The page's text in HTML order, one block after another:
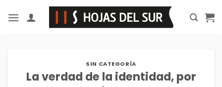
SIN CATEGORÍA
La verdad de la identidad, por